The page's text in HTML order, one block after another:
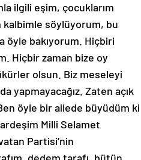
ilgili eşim, çocuklarım
kalbimle söylüyorum, bu
öyle bakıyorum. Hiçbiri
Hiçbir zaman bize oy
olsun. Biz meseleyi
yapmayacağız. Zaten açık
öyle bir ailede büyüdüm ki
Milli Selamet
Partisi’nin